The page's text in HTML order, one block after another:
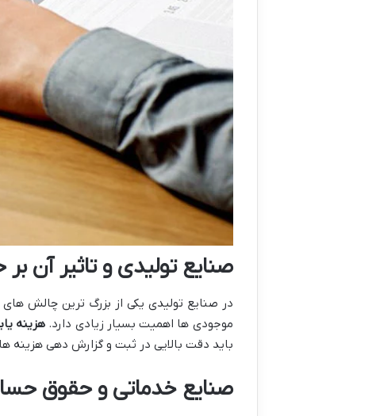
صنایع تولیدی و تاثیر آن
در صنایع تولیدی یکی از بزرگ ترین چالش
موجودی ها اهمیت بسیار زیادی دارد. هزینه
باید دقت بالایی در ثبت و گزارش دهی هزینه
صنایع خدماتی و حقوق